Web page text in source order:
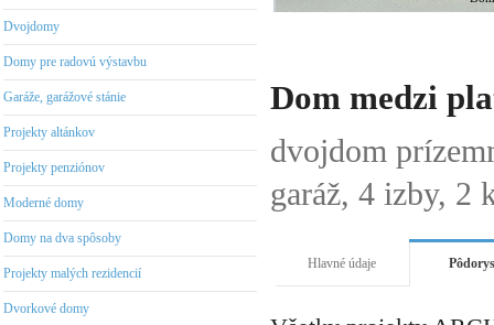
Dvojdomy
Domy pre radovú výstavbu
Garáže, garážové stánie
Projekty altánkov
Projekty penziónov
Moderné domy
Domy na dva spôsoby
Projekty malých rezidencií
Dvorkové domy
Dom medzi
dvojdom
garáž, 4 izby, 2
Hlavné údaje